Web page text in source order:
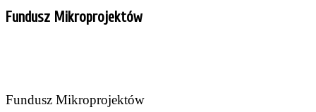
Fundusz Mikroprojektów
Fundusz Mikroprojektów